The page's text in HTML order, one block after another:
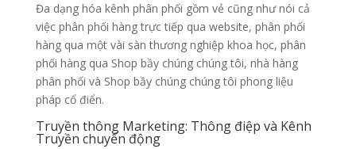
Đa dạng hóa kênh phân phối gồm vẻ cũng như nói cả
việc phân phối hàng trực tiếp qua website, phân phối
hàng qua một vài sàn thương nghiệp khoa học, phân
phối hàng qua Shop bầy chúng chúng tôi, nhà hàng
phân phối và Shop bầy chúng chúng tôi phong liệu
pháp cổ điển.
Truyền thông Marketing: Thông điệp và Kênh
Truyền chuyển động